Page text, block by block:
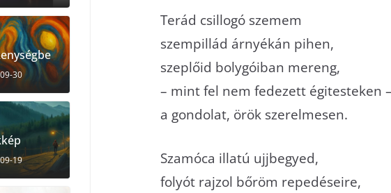
Terád csillogó szemem
szempillád árnyékán pihen,
szeplőid bolygóiban mereng,
– mint fel nem fedezett égitesteken
a gondolat, örök szerelmesen.
Szamóca illatú ujjbegyed,
folyót rajzol bőröm repedéseire,
30
19